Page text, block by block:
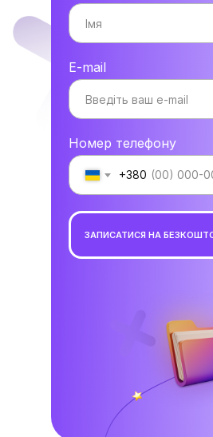
E-mail
Номер телефону
+380
ЗАПИСАТИСЯ НА